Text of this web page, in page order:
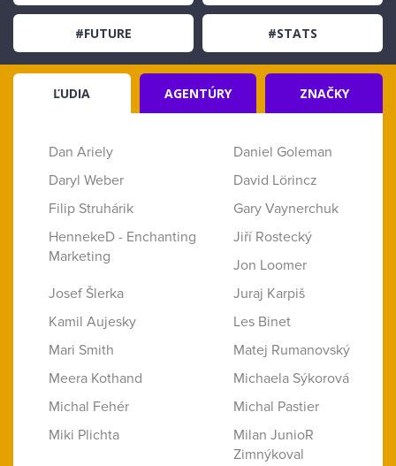
#FUTURE #STATS
ĽUDIA AGENTÚRY ZNAČKY
Dan Ariely
Daniel Goleman
Daryl Weber
David Lörincz
Filip Struhárik
Gary Vaynerchuk
HennekeD - Enchanting
Marketing
Jiří Rostecký
Jon Loomer
Josef Šlerka
Juraj Karpiš
Kamil Aujesky
Les Binet
Mari Smith
Matej Rumanovský
Meera Kothand
Michaela Sýkorová
Michal Fehér
Michal Pastier
Miki Plichta
Milan JunioR
Zimnýkoval